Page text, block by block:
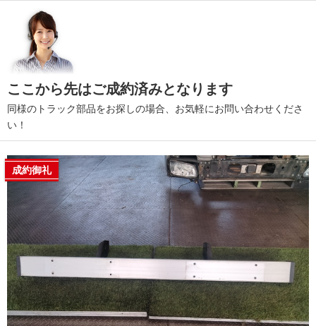
ここから先はご成約済みとなります
同様のトラック部品をお探しの場合、お気軽にお問い合わせくださ
い！
成約御礼